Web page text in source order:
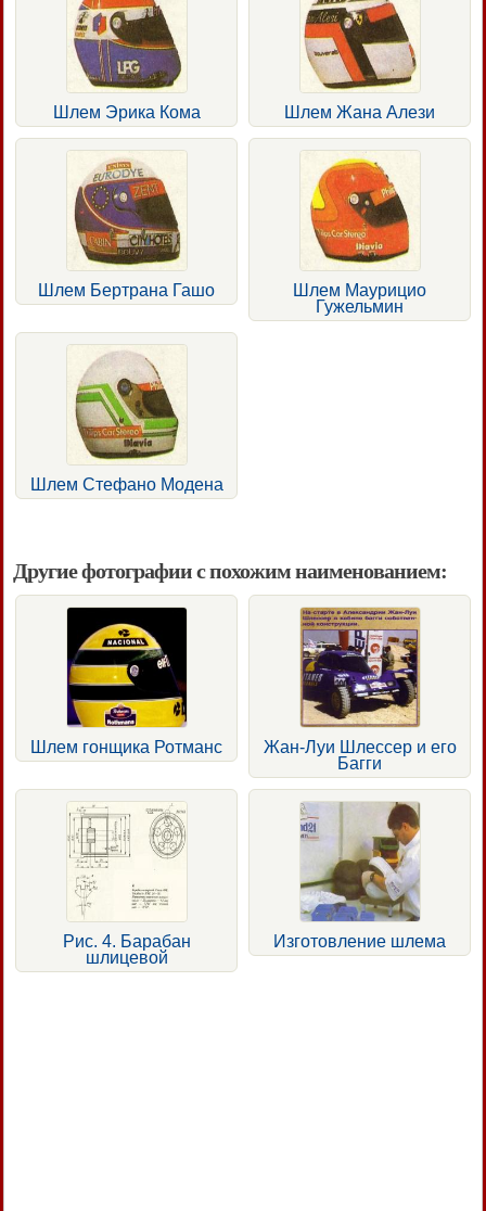
Шлем Эрика Кома Шлем Жана Алези
Шлем Бертрана Гашо
Шлем Маурицио
Гужельмин
Шлем Стефано Модена
Другие фотографии с похожим наименованием:
Шлем гонщика Ротманс
Жан-Луи Шлессер и его
Багги
Рис. 4. Барабан
шлицевой
Изготовление шлема